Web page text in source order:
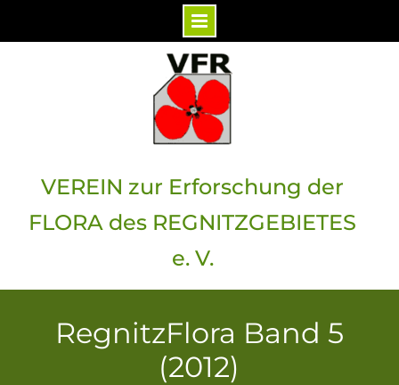
VEREIN zur Erforschung der
FLORA des REGNITZGEBIETES
e. V.
RegnitzFlora Band 5
(2012)